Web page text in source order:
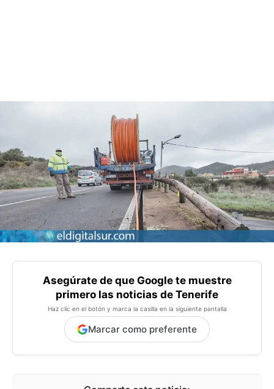
Asegúrate de que Google te muestre
primero las noticias de Tenerife
Haz clic en el botón y marca la casilla en la siguiente pantalla
Marcar como preferente